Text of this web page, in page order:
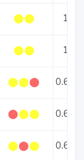
⬤⬤ 1
⬤⬤ 1
⬤⬤⬤ 0.67
⬤⬤⬤ 0.67
⬤⬤⬤ 0.67